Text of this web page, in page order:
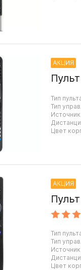
АКЦИЯ
Тип
Тип
Цвет
АКЦИЯ
Тип
Тип
Цвет